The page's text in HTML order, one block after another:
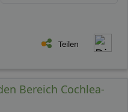
Teilen
Bereich Cochlea-